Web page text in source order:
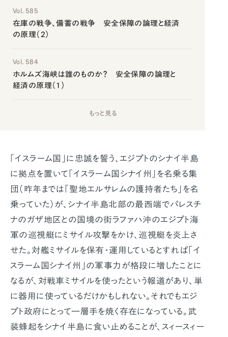
Vol. 585
在庫の戦争、備蓄の戦争 安全保障の論理と経済
の原理（2）
Vol. 584
ホルムズ海峡は誰のものか？ 安全保障の論理と
経済の原理（1）
もっと見る
「イスラーム国」に忠誠を誓う、エジプトのシナイ半島
に拠点を置いて「イスラーム国シナイ州」を名乗る集
団（昨年までは「聖地エルサレムの護持者たち」を名
乗っていた）が、シナイ半島北部の最西端でパレスチ
ナのガザ地区との国境の街ラファハ沖のエジプト海
軍の巡視艇にミサイル攻撃をかけ、巡視艇を炎上さ
せた。対艦ミサイルを保有・運用しているとすれば「イ
スラーム国シナイ州」の軍事力が格段に増したことに
なるが、対戦車ミサイルを使ったという報道があり、単
に器用に使っているだけかもしれない。それでもエジ
プト政府にとって一層手を焼く存在になっている。武
装蜂起をシナイ半島に食い止めることが、スィースィー